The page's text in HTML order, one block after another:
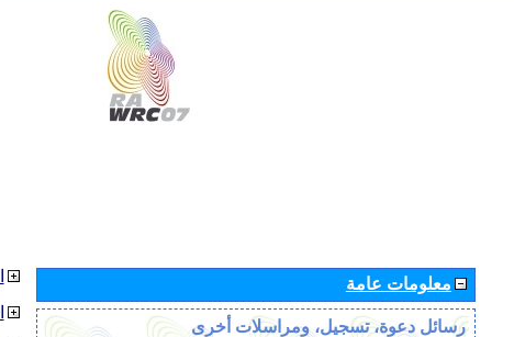
معلومات عامة
رسائل دعوة، تسجيل، ومراسلات أخرى